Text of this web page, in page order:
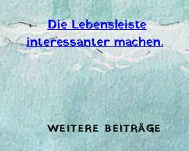
← Die Lebensleiste
interessanter machen.
WEITERE BEITRÄGE